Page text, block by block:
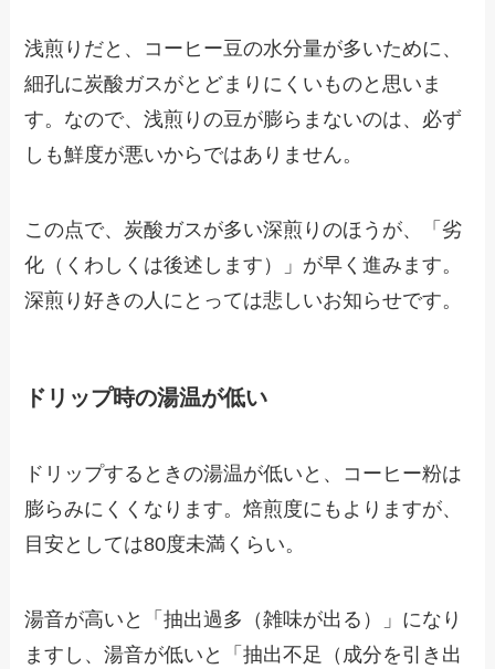
浅煎りだと、コーヒー豆の水分量が多いために、
細孔に炭酸ガスがとどまりにくいものと思いま
す。なので、浅煎りの豆が膨らまないのは、必ず
しも鮮度が悪いからではありません。
この点で、炭酸ガスが多い深煎りのほうが、「劣
化（くわしくは後述します）」が早く進みます。
深煎り好きの人にとっては悲しいお知らせです。
ドリップ時の湯温が低い
ドリップするときの湯温が低いと、コーヒー粉は
膨らみにくくなります。焙煎度にもよりますが、
目安としては80度未満くらい。
湯音が高いと「抽出過多（雑味が出る）」になり
ますし、湯音が低いと「抽出不足（成分を引き出